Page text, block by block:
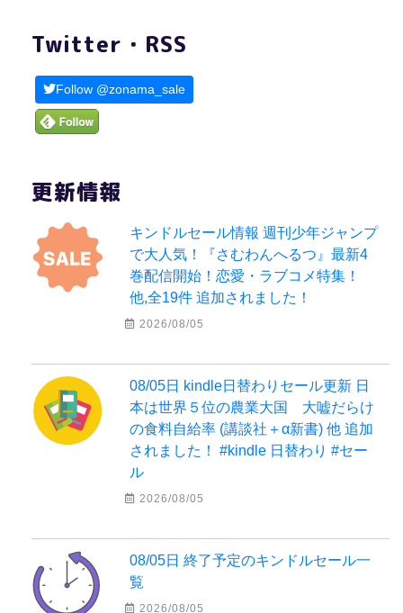
Twitter・RSS
Follow @zonama_sale
更新情報
キンドルセール情報 週刊少年ジャンプ
で大人気！『さむわんへるつ』最新4
巻配信開始！恋愛・ラブコメ特集！
他,全19件 追加されました！
2026/08/05
08/05日 kindle日替わりセール更新 日
本は世界５位の農業大国 大嘘だらけ
の食料自給率 (講談社＋α新書) 他 追加
されました！ #kindle 日替わり #セー
ル
2026/08/05
08/05日 終了予定のキンドルセール一
覧
2026/08/05